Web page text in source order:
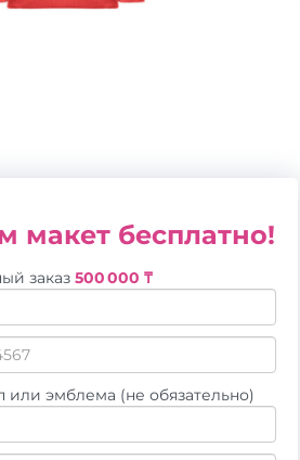
макет бесплатно!
заказ 500 000 ₸
или эмблема (не обязательно)